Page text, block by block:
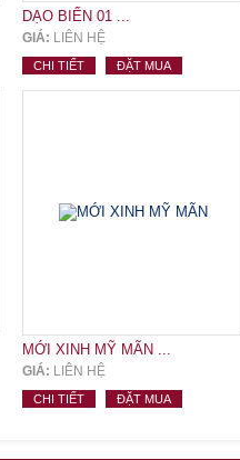
DẠO BIỂN 01 ...
GIÁ: LIÊN HỆ
CHI TIẾT ĐẶT MUA
MỚI XINH MỸ MÃN ...
GIÁ: LIÊN HỆ
CHI TIẾT ĐẶT MUA